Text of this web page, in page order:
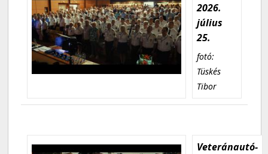
2026.
július
25.
fotó:
Tüskés
Tibor
Veteránautó-